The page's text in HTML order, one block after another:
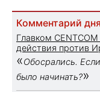
Комментарий
Главком
действия против
«Обосрались.
было начинать?»